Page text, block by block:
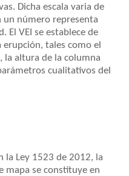
Dicha escala varia de
un número representa
El VEI se establece de
tales como el
altura de la columna
cualitativos del
la Ley 1523 de 2012, la
mapa se constituye en